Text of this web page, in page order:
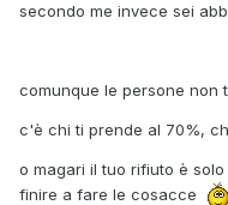
secondo me invece sei
comunque le persone non
c'è chi ti prende al 70%,
o magari il tuo rifiuto è
finire a fare le cosacce